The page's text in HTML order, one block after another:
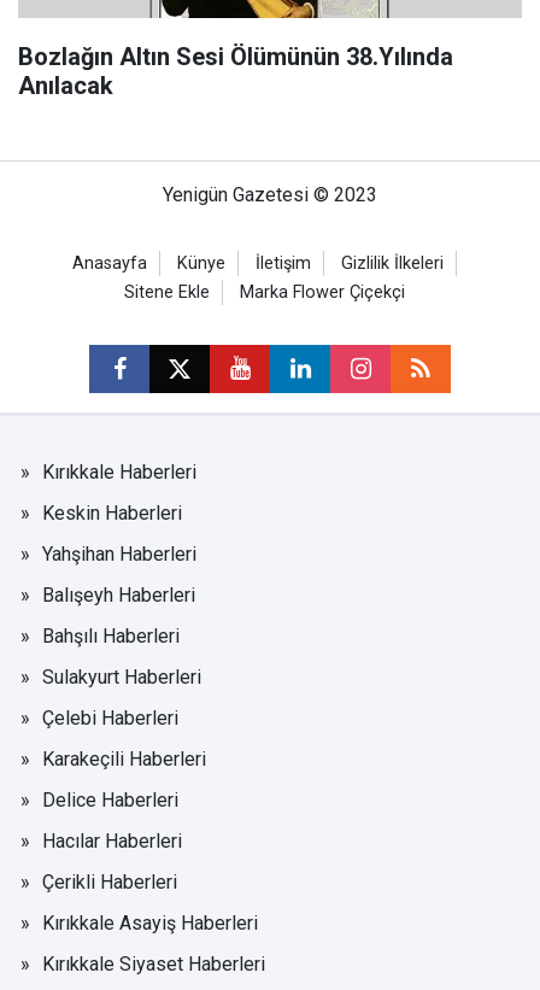
Bozlağın Altın Sesi Ölümünün 38.Yılında
Anılacak
Yenigün Gazetesi © 2023
Anasayfa Künye İletişim
Gizlilik İlkeleri
Sitene Ekle
Marka Flower Çiçekçi
Kırıkkale Haberleri
Keskin Haberleri
Yahşihan Haberleri
Balışeyh Haberleri
Bahşılı Haberleri
Sulakyurt Haberleri
Çelebi Haberleri
Karakeçili Haberleri
Delice Haberleri
Hacılar Haberleri
Çerikli Haberleri
Kırıkkale Asayiş Haberleri
Kırıkkale Siyaset Haberleri